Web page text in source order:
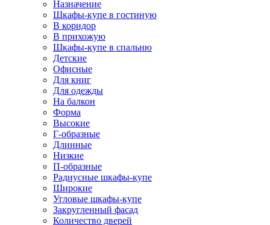
Назначение
Шкафы-купе в гостиную
В коридор
В прихожую
Шкафы-купе в спальню
Детские
Офисные
Для книг
Для одежды
На балкон
Форма
Высокие
Г-образные
Длинные
Низкие
П-образные
Радиусные шкафы-купе
Широкие
Угловые шкафы-купе
Закругленный фасад
Количество дверей